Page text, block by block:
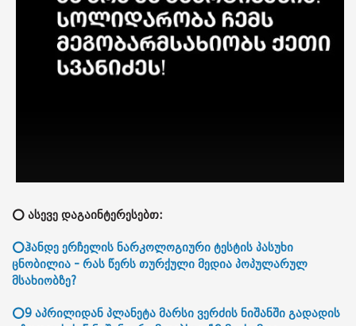
⭕ ასევე დაგაინტერესებთ:
⭕ჰანდე ერჩელის ნარკოლოგიური ტესტის პასუხი
ცნობილია - რას წერს თურქული მედია პოპულარულ
მსახიობზე?
⭕​9 აპრილიდან პლანეტა მარსი ვერძის ნიშანში გადადის